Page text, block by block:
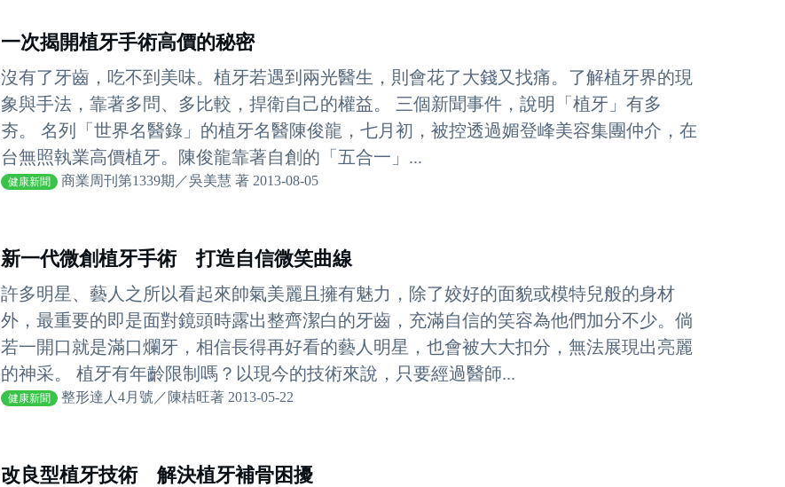
一次揭開植牙手術高價的秘密
沒有了牙齒，吃不到美味。植牙若遇到兩光醫生，則會花了大錢又找痛。了解植牙界的現
象與手法，靠著多問、多比較，捍衛自己的權益。 三個新聞事件，說明「植牙」有多
夯。 名列「世界名醫錄」的植牙名醫陳俊龍，七月初，被控透過媚登峰美容集團仲介，在
台無照執業高價植牙。陳俊龍靠著自創的「五合一」...
健康新聞 商業周刊第1339期／吳美慧 著 2013-08-05
新一代微創植牙手術 打造自信微笑曲線
許多明星、藝人之所以看起來帥氣美麗且擁有魅力，除了姣好的面貌或模特兒般的身材
外，最重要的即是面對鏡頭時露出整齊潔白的牙齒，充滿自信的笑容為他們加分不少。倘
若一開口就是滿口爛牙，相信長得再好看的藝人明星，也會被大大扣分，無法展現出亮麗
的神采。 植牙有年齡限制嗎？以現今的技術來說，只要經過醫師...
健康新聞 整形達人4月號／陳桔旺著 2013-05-22
改良型植牙技術 解決植牙補骨困擾